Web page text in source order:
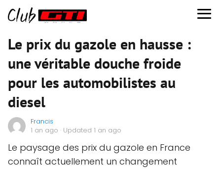
Le prix du gazole en hausse :
une véritable douche froide
pour les automobilistes au
diesel
Francis
1 an ago · Updated 1 an ago
Le paysage des prix du gazole en France
connaît actuellement un changement